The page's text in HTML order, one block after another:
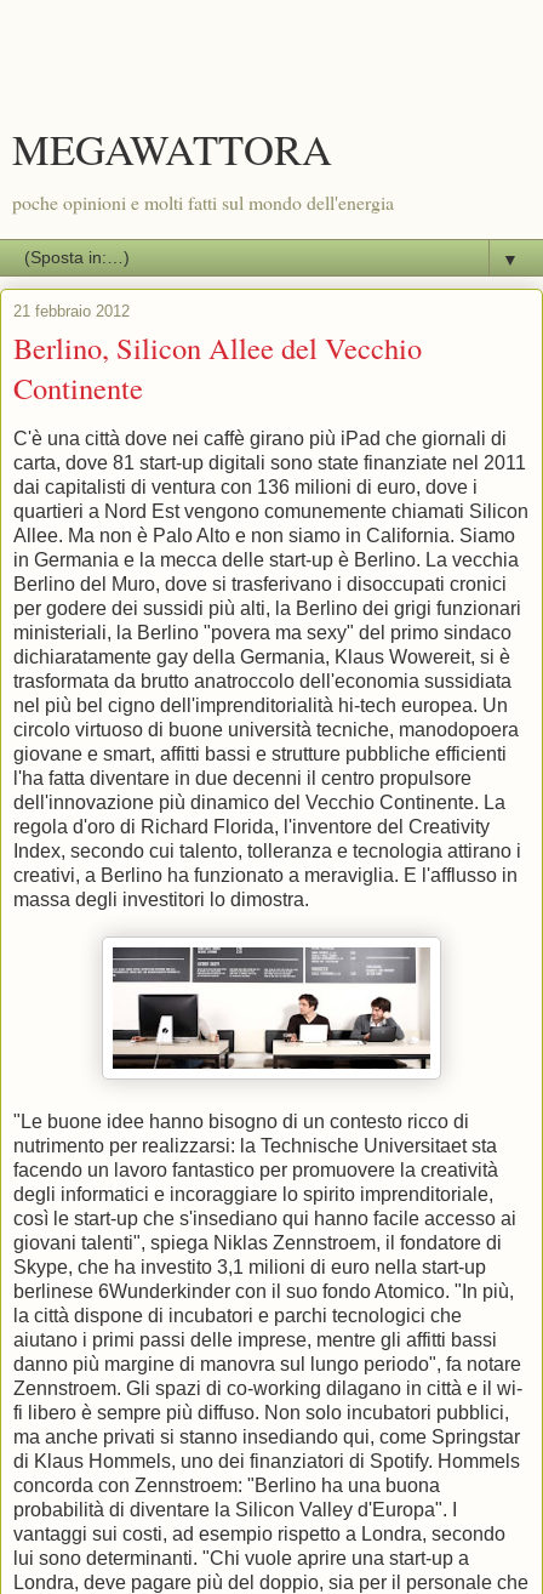
MEGAWATTORA
poche opinioni e molti fatti sul mondo dell'energia
▼
21 febbraio 2012
Berlino, Silicon Allee del Vecchio
Continente
C'è una città dove nei caffè girano più iPad che giornali di
carta, dove 81 start-up digitali sono state finanziate nel 2011
dai capitalisti di ventura con 136 milioni di euro, dove i
quartieri a Nord Est vengono comunemente chiamati Silicon
Allee. Ma non è Palo Alto e non siamo in California. Siamo
in Germania e la mecca delle start-up è Berlino. La vecchia
Berlino del Muro, dove si trasferivano i disoccupati cronici
per godere dei sussidi più alti, la Berlino dei grigi funzionari
ministeriali, la Berlino "povera ma sexy" del primo sindaco
dichiaratamente gay della Germania, Klaus Wowereit, si è
trasformata da brutto anatroccolo dell'economia sussidiata
nel più bel cigno dell'imprenditorialità hi-tech europea. Un
circolo virtuoso di buone università tecniche, manodopoera
giovane e smart, affitti bassi e strutture pubbliche efficienti
l'ha fatta diventare in due decenni il centro propulsore
dell'innovazione più dinamico del Vecchio Continente. La
regola d'oro di Richard Florida, l'inventore del Creativity
Index, secondo cui talento, tolleranza e tecnologia attirano i
creativi, a Berlino ha funzionato a meraviglia. E l'afflusso in
massa degli investitori lo dimostra.
"Le buone idee hanno bisogno di un contesto ricco di
nutrimento per realizzarsi: la Technische Universitaet sta
facendo un lavoro fantastico per promuovere la creatività
degli informatici e incoraggiare lo spirito imprenditoriale,
così le start-up che s'insediano qui hanno facile accesso ai
giovani talenti", spiega Niklas Zennstroem, il fondatore di
Skype, che ha investito 3,1 milioni di euro nella start-up
berlinese 6Wunderkinder con il suo fondo Atomico. "In più,
la città dispone di incubatori e parchi tecnologici che
aiutano i primi passi delle imprese, mentre gli affitti bassi
danno più margine di manovra sul lungo periodo", fa notare
Zennstroem. Gli spazi di co-working dilagano in città e il wi-
fi libero è sempre più diffuso. Non solo incubatori pubblici,
ma anche privati si stanno insediando qui, come Springstar
di Klaus Hommels, uno dei finanziatori di Spotify. Hommels
concorda con Zennstroem: "Berlino ha una buona
probabilità di diventare la Silicon Valley d'Europa". I
vantaggi sui costi, ad esempio rispetto a Londra, secondo
lui sono determinanti. "Chi vuole aprire una start-up a
Londra, deve pagare più del doppio, sia per il personale che